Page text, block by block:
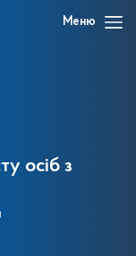
Меню
осіб з